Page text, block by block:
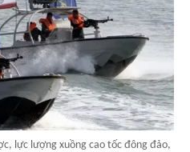
lực lượng xuồng cao tốc đông đảo,